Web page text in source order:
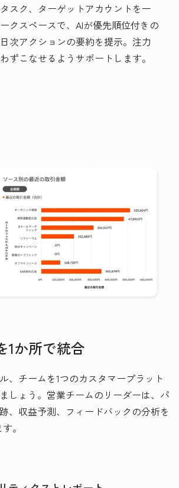
スク、ターゲットアカウントを一
クスペースで、AIが優先順位付きの
次アクションの要約を提示。注力
ずこなせるようサポートします。
1か所で統合
、チームを1つのカスタマープラット
しょう。営業チームのリーダーは、パ
、収益予測、フィードバックの分析を
。